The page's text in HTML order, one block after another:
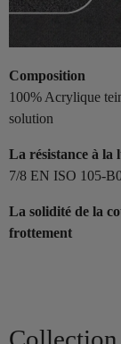
Composition
100% Acrylique
solution
La résistance à la
7/8 EN ISO 105-
La solidité de la
frottement